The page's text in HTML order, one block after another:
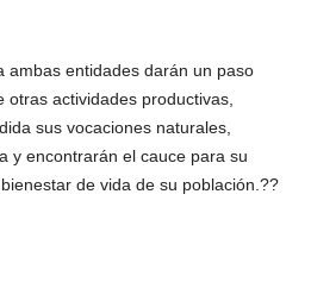
ambas entidades darán un paso
actividades productivas,
sus vocaciones naturales,
y encontrarán el cauce para su
de vida de su población.??